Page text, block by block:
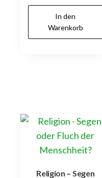
In den
Warenkorb
Religion – Segen